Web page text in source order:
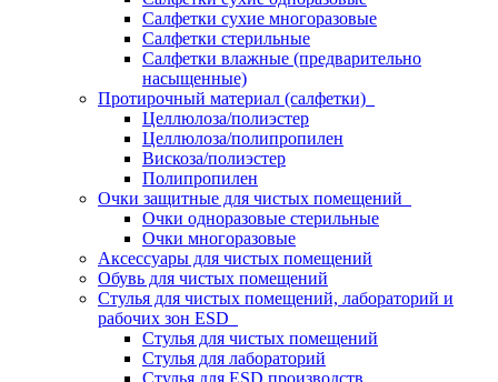
Салфетки сухие многоразовые
Салфетки стерильные
Салфетки влажные (предварительно
насыщенные)
Протирочный материал (салфетки)
Целлюлоза/полиэстер
Целлюлоза/полипропилен
Вискоза/полиэстер
Полипропилен
Очки защитные для чистых помещений
Очки одноразовые стерильные
Очки многоразовые
Аксессуары для чистых помещений
Обувь для чистых помещений
Стулья для чистых помещений, лабораторий и
рабочих зон ESD
Стулья для чистых помещений
Стулья для лабораторий